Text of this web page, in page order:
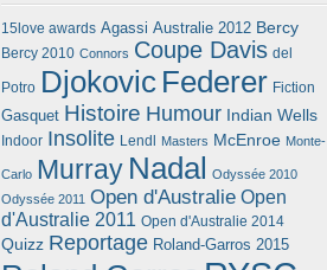
15love awards Agassi Australie 2012 Bercy
Bercy 2010 Connors Coupe Davis del
Potro Djokovic Federer Fiction
Gasquet Histoire Humour Indian Wells
Indoor Insolite Lendl Masters McEnroe Monte-
Carlo Murray Nadal
Odyssée 2010
Odyssée 2011 Open d'Australie Open
d'Australie 2011 Open d'Australie 2014
Quizz Reportage Roland-Garros 2015